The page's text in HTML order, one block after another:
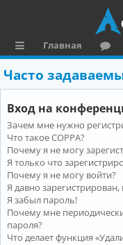
ы
л
к
и
Главная
ру
м
Часто
Вход на
Зачем мне нужно
Что такое COPPA?
Почему я не могу
Я только что
Почему я не могу войти?
Я давно
Я забыл пароль!
Почему мне
пароля?
Что делает функция